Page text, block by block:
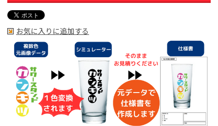
お気に入りに追加する